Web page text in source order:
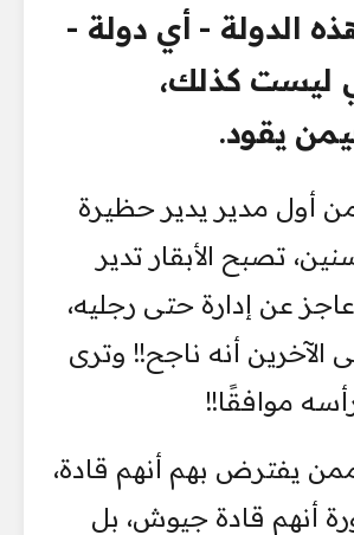
الدولة - أي دولة -
ليست كذلك،
يقود.
أول مدير يدير حظيرة
تصبح الأبقار تدير
عن إدارة حتى رجليه،
الآخرين أنه ناجح!! وترى
موافقًا!!
يفترض بهم أنهم قادة،
أنهم قادة جيوش، بل